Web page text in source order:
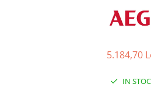
5.184,70
IN STOC